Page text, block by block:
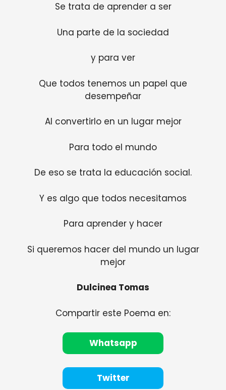
Se trata de aprender a ser
Una parte de la sociedad
y para ver
Que todos tenemos un papel que
desempeñar
Al convertirlo en un lugar mejor
Para todo el mundo
De eso se trata la educación social.
Y es algo que todos necesitamos
Para aprender y hacer
Si queremos hacer del mundo un lugar
mejor
Dulcinea Tomas
Compartir este Poema en:
Whatsapp
Twitter